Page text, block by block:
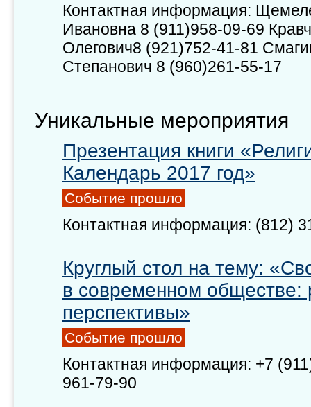
Контактная информация:
Ивановна 8 (911)958-09-69
Олегович8 (921)752-41-81
Степанович 8 (960)261-55-17
Уникальные мероприятия
Презентация книги
Календарь 2017 год»
Событие прошло
Контактная информация: (812)
Круглый стол на тему:
в современном обществе:
перспективы»
Событие прошло
Контактная информация: +7
961-79-90